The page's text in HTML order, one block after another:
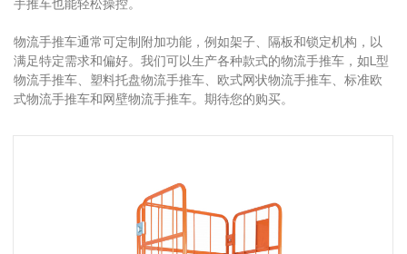
手推车也能轻松操控。
物流手推车通常可定制附加功能，例如架子、隔板和锁定机构，以
满足特定需求和偏好。我们可以生产各种款式的物流手推车，如L型
物流手推车、塑料托盘物流手推车、欧式网状物流手推车、标准欧
式物流手推车和网壁物流手推车。期待您的购买。